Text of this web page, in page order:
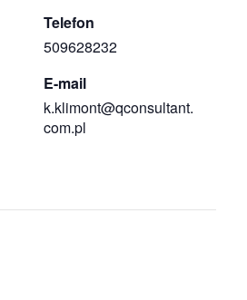
Telefon
509628232
E-mail
k.klimont@qconsultant.
com.pl